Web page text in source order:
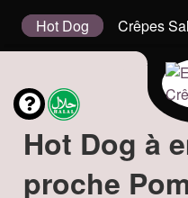
Hot Dog Crêpes
Hot Dog à
proche